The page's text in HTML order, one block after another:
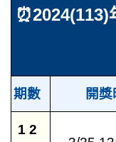
⏰2024(113)
期數 開獎
1 2